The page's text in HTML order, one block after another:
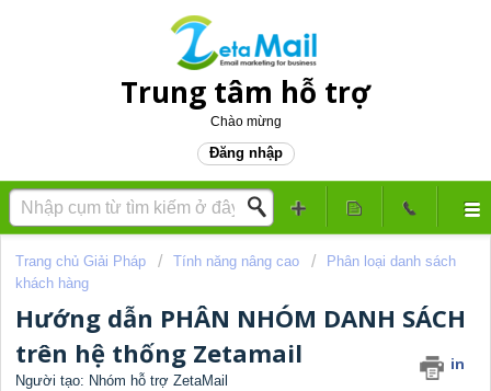
Trung tâm hỗ trợ
Chào mừng
Đăng nhập
Trang chủ Giải Pháp Tính năng nâng cao
Phân loại danh sách
khách hàng
Hướng dẫn PHÂN NHÓM DANH SÁCH
trên hệ thống Zetamail
in
Người tạo: Nhóm hỗ trợ ZetaMail